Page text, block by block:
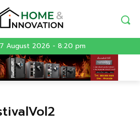
August 2026 - 8:20 pm